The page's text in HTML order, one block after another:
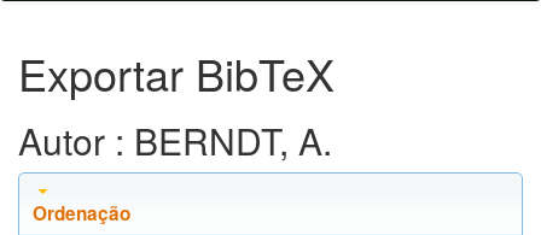
Exportar BibTeX
Autor : BERNDT, A.
Ordenação